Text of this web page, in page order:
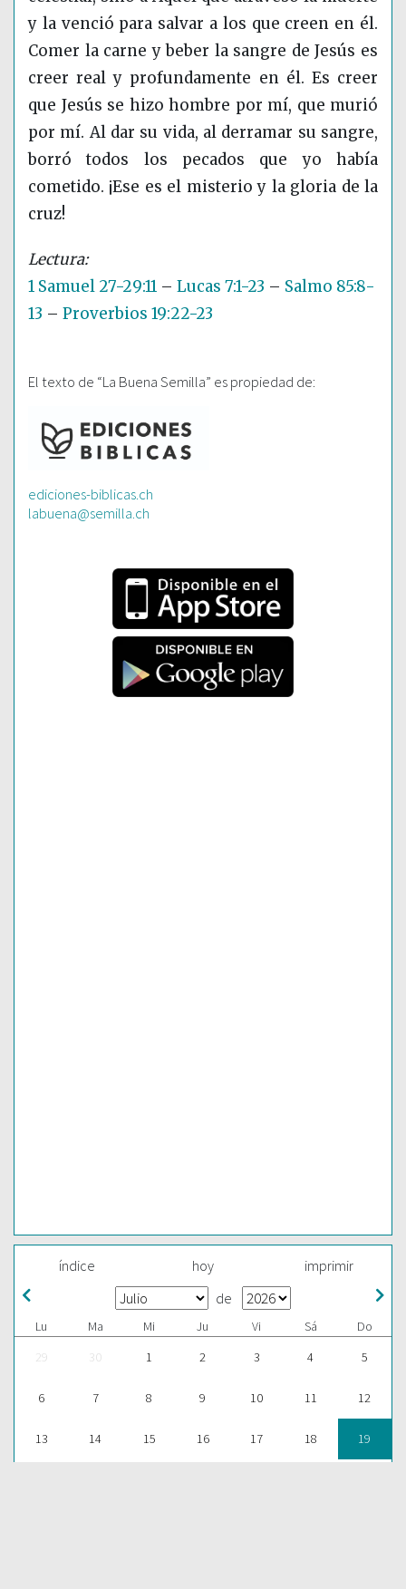
y la venció para salvar a los que creen en él.
Comer la carne y beber la sangre de Jesús es
creer real y profundamente en él. Es creer
que Jesús se hizo hombre por mí, que murió
por mí. Al dar su vida, al derramar su sangre,
borró todos los pecados que yo había
cometido. ¡Ese es el misterio y la gloria de la
cruz!
1 Samuel 27-29:11 – Lucas 7:1-23 – Salmo 85:8-
13 – Proverbios 19:22-23
El texto de “La Buena Semilla” es propiedad de:
ediciones-biblicas.ch
labuena@semilla.ch
índice hoy imprimir
de
Lu Ma Mi Ju Vi Sá
Do
29
30 1 2 3 4 5
6 7 8 9 10 11 12
13 14 15 16 17 18 19